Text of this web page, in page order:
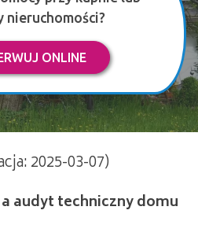
nieruchomości?
ONLINE
2025-03-07)
techniczny domu